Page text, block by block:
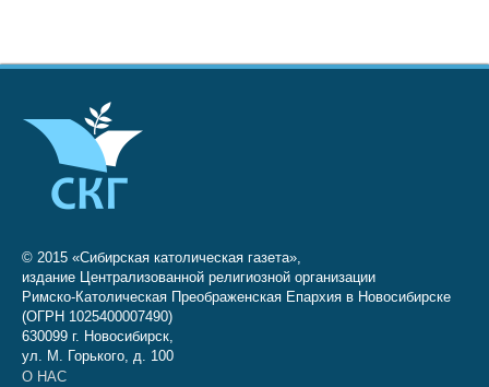
© 2015 «Сибирская католическая газета»,
издание Централизованной религиозной организации
Римско-Католическая Преображенская Епархия в Новосибирске
(ОГРН 1025400007490)
630099 г. Новосибирск,
ул. М. Горького, д. 100
О НАС